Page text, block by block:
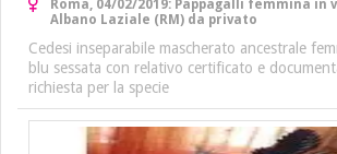
Roma, 04/02/2019: Pappagalli femmina in
Albano Laziale (RM) da privato
Cedesi inseparabile mascherato ancestrale
blu sessata con relativo certificato e
richiesta per la specie